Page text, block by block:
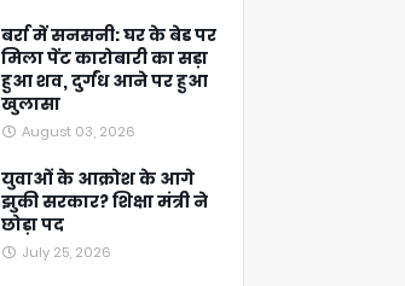
बर्रा में सनसनी: घर के बेड पर
मिला पेंट कारोबारी का सड़ा
हुआ शव, दुर्गंध आने पर हुआ
खुलासा
August 03, 2026
युवाओं के आक्रोश के आगे
झुकी सरकार? शिक्षा मंत्री ने
छोड़ा पद
July 25, 2026